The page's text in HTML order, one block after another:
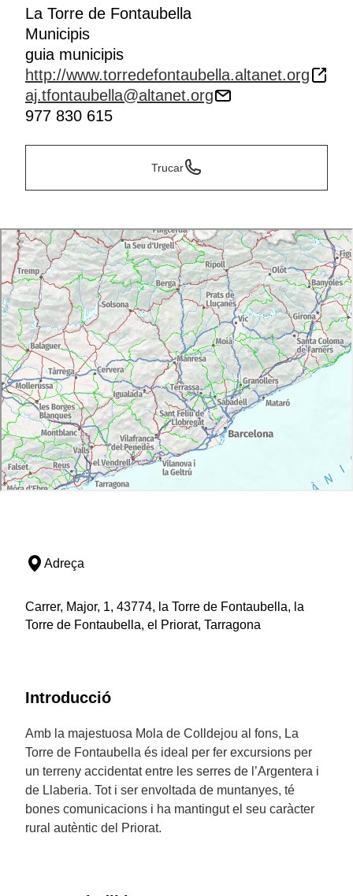
La Torre de Fontaubella
Municipis
guia municipis
http://www.torredefontaubella.altanet.org
aj.tfontaubella@altanet.org
977 830 615
Trucar
Adreça
Carrer, Major, 1, 43774, la Torre de Fontaubella, la
Torre de Fontaubella, el Priorat, Tarragona
Introducció
Amb la majestuosa Mola de Colldejou al fons, La
Torre de Fontaubella és ideal per fer excursions per
un terreny accidentat entre les serres de l’Argentera i
de Llaberia. Tot i ser envoltada de muntanyes, té
bones comunicacions i ha mantingut el seu caràcter
rural autèntic del Priorat.